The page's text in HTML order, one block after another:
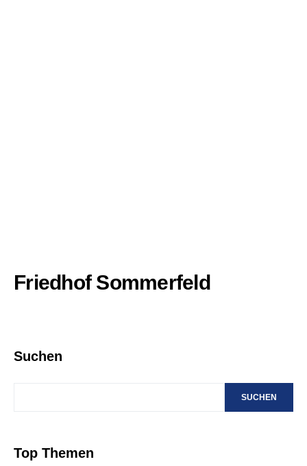
Friedhof Sommerfeld
Suchen
SUCHEN
Top Themen